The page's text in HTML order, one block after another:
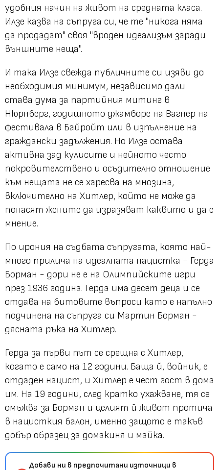
удобния начин на живот на средната класа.
Илзе казва на съпруга си, че те "никога няма
да продадат" своя "вроден идеализъм заради
външните неща".
И така Илзе свежда публичните си изяви до
необходимия минимум, независимо дали
става дума за партийния митинг в
Нюрнберг, годишното джамборе на Вагнер на
фестивала в Байройт или в изпълнение на
граждански задължения. Но Илзе остава
активна зад кулисите и нейното често
покровителствено и осъдително отношение
към нещата не се харесва на мнозина,
включително на Хитлер, който не може да
понасят жените да изразяват каквито и да е
мнение.
По ирония на съдбата съпругата, която най-
много прилича на идеалната нацистка - Герда
Борман - дори не е на Олимпийските игри
през 1936 година. Герда има десет деца и се
отдава на битовите въпроси като е напълно
подчинена на съпруга си Мартин Борман -
дясната ръка на Хитлер.
Герда за първи път се срещна с Хитлер,
когато е само на 12 години. Баща й, войник, е
отдаден нацист, и Хитлер е чест гост в дома
им. На 19 години, след кратко ухажване, тя се
омъжва за Борман и целият й живот протича
в нацисткия балон, именно защото е такъв
добър образец за домакиня и майка.
Добави ни в предпочитани източници в